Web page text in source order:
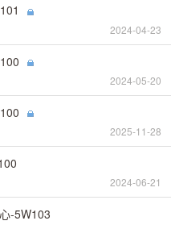
2024-04-23
2024-05-20
2025-11-28
2024-06-21
-5W103